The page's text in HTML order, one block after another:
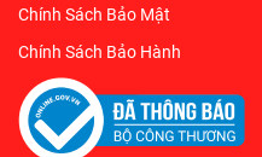
Chính Sách Bảo Mật
Chính Sách Bảo Hành